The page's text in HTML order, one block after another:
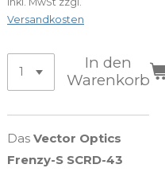
Versandkosten
In den
Warenkorb
Das Vector Optics
Frenzy-S SCRD-43